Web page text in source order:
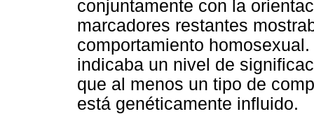
conjuntamente con la
marcadores restantes
comportamiento
indicaba un nivel de
que al menos un tipo de
está genéticamente influido.